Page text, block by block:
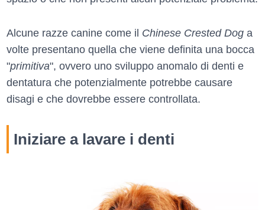
Alcune razze canine come il Chinese Crested Dog a
volte presentano quella che viene definita una bocca
"primitiva", ovvero uno sviluppo anomalo di denti e
dentatura che potenzialmente potrebbe causare
disagi e che dovrebbe essere controllata.
Iniziare a lavare i denti